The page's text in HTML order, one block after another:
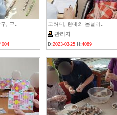
, 구..
4004
고려대, 현대와 봄날이..
관리자
D:2023-03-25 H:4089